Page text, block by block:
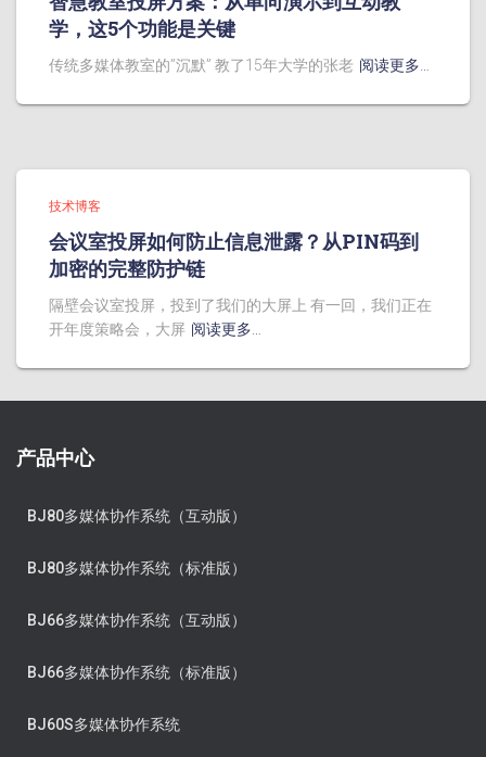
学，这5个功能是关键
传统多媒体教室的”沉默” 教了15年大学的张老 阅读更多…
技术博客
会议室投屏如何防止信息泄露？从PIN码到
加密的完整防护链
隔壁会议室投屏，投到了我们的大屏上 有一回，我们正在
开年度策略会，大屏 阅读更多…
产品中心
BJ80多媒体协作系统（互动版）
BJ80多媒体协作系统（标准版）
BJ66多媒体协作系统（互动版）
BJ66多媒体协作系统（标准版）
BJ60S多媒体协作系统